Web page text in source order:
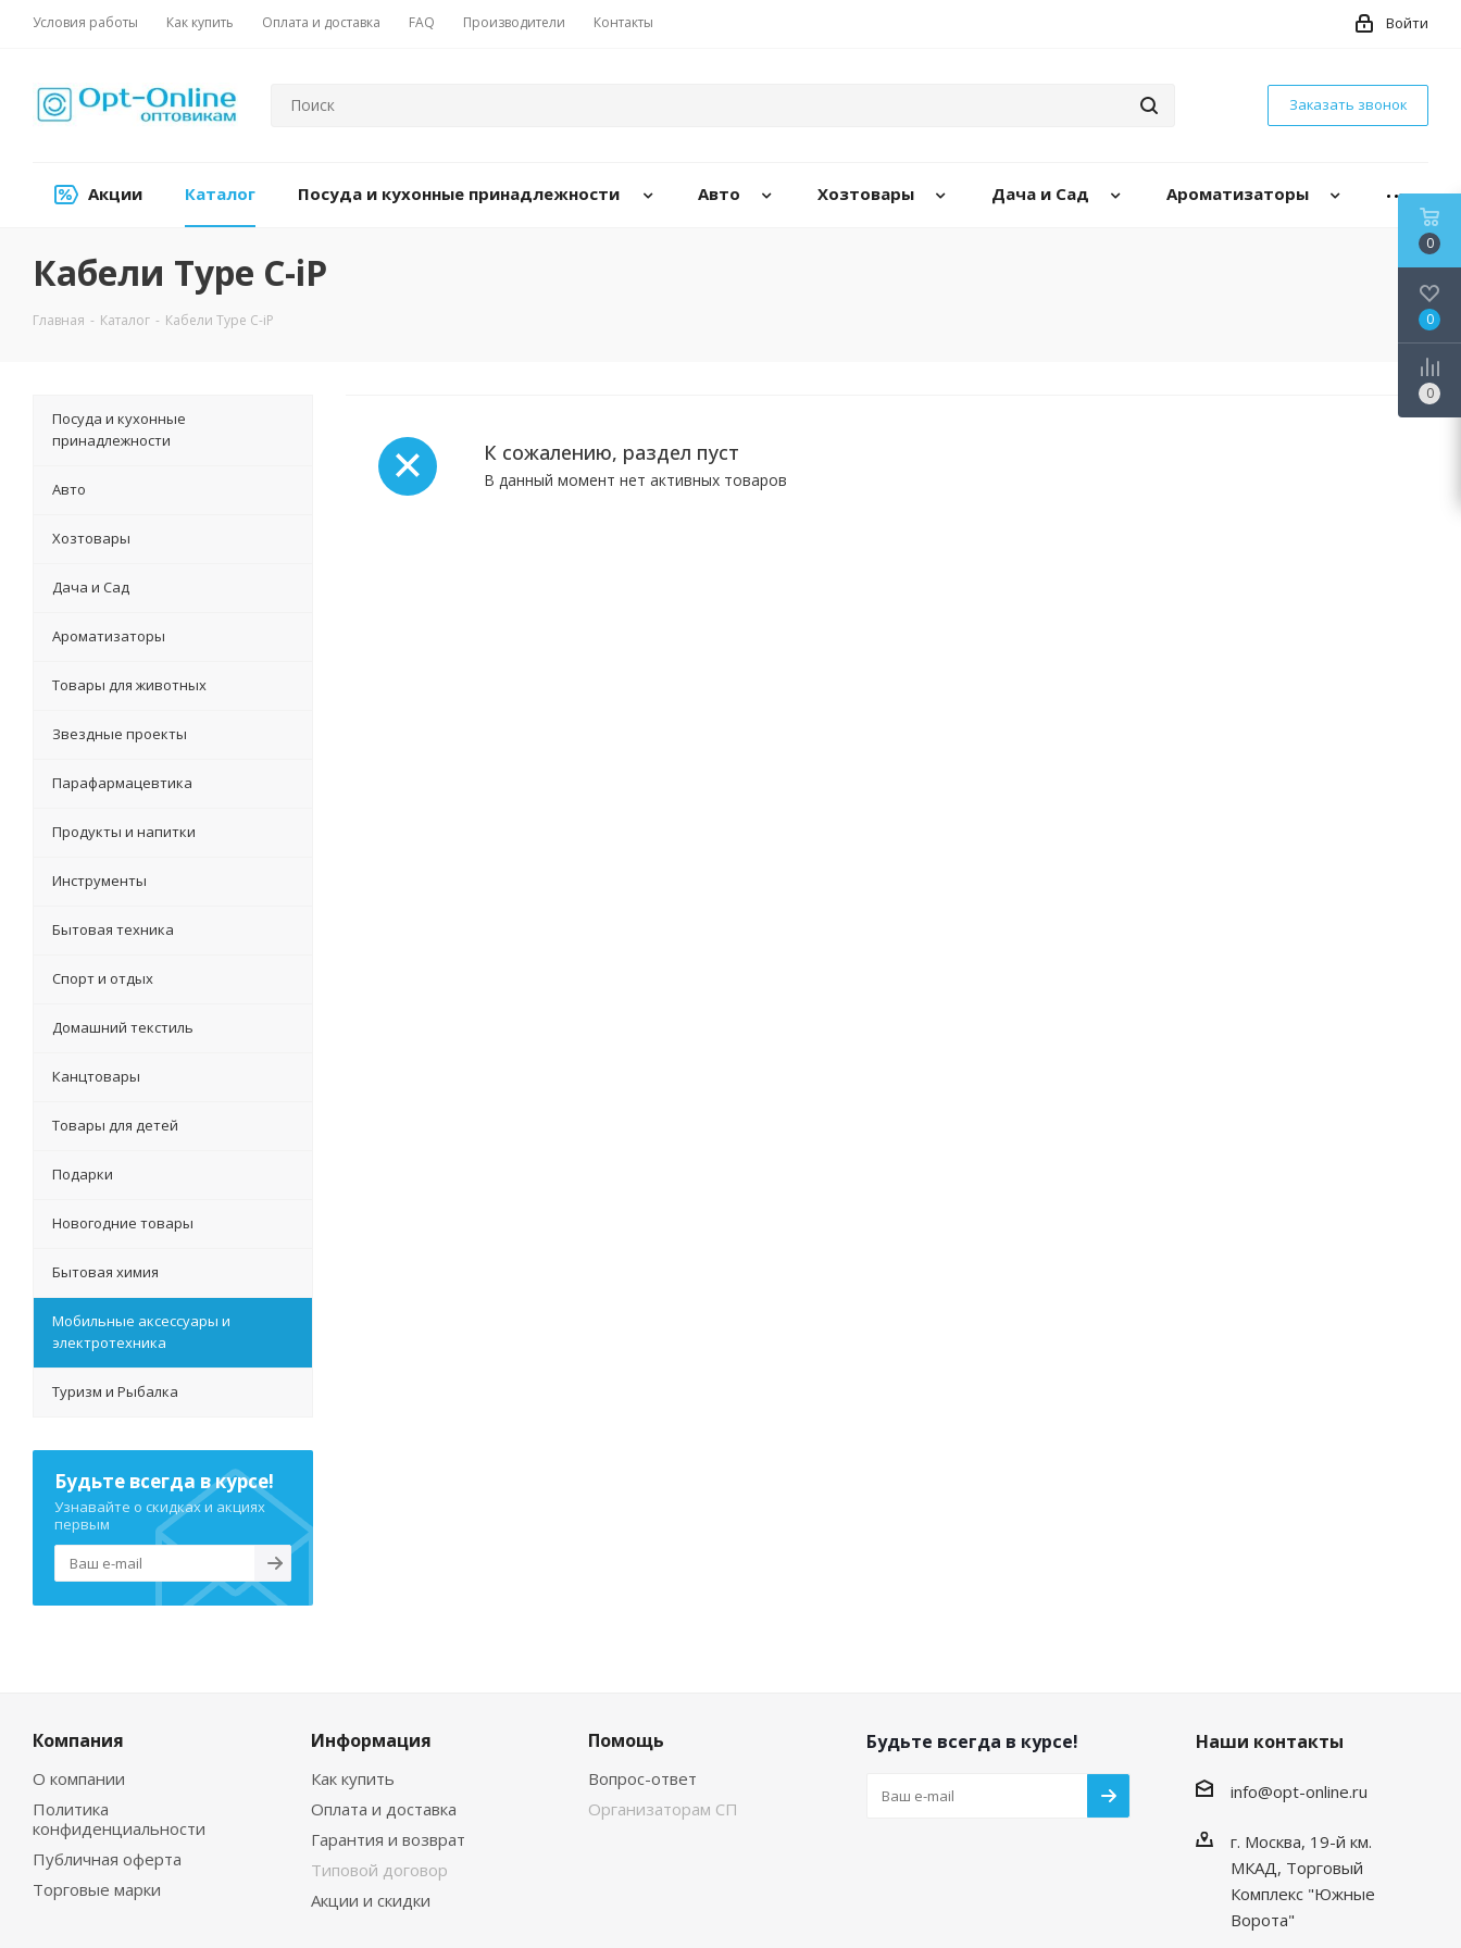
Условия работы Как купить Оплата и доставка FAQ Производители Контакты Войти
Заказать звонок
Акции Каталог Посуда и кухонные принадлежности Авто Хозтовары Дача и Сад Ароматизаторы
Кабели Type C-iP
Главная - Каталог - Кабели Type C-iP
К сожалению, раздел пуст
В данный момент нет активных товаров
Посуда и кухонные
принадлежности
Авто
Хозтовары
Дача и Сад
Ароматизаторы
Товары для животных
Звездные проекты
Парафармацевтика
Продукты и напитки
Инструменты
Бытовая техника
Спорт и отдых
Домашний текстиль
Канцтовары
Товары для детей
Подарки
Новогодние товары
Бытовая химия
Мобильные аксессуары и
электротехника
Туризм и Рыбалка
Будьте всегда в курсе!
Узнавайте о скидках и акциях
первым
Компания
О компании
Политика
конфиденциальности
Публичная оферта
Торговые марки
Информация
Как купить
Оплата и доставка
Гарантия и возврат
Типовой договор
Акции и скидки
Помощь
Вопрос-ответ
Организаторам СП
Будьте всегда в курсе! Наши контакты
info@opt-online.ru
г. Москва, 19-й км.
МКАД, Торговый
Комплекс "Южные
Ворота"
0
0
0